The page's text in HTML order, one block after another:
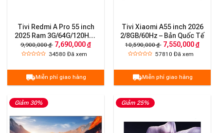
Tivi Redmi A Pro 55 inch
2025 Ram 3G/64G/120HZ–
Tiết kiệm điện
9,900,000 ₫ 7,690,000 ₫
34580Đã xem
Miễn phí giao hàng
Tivi Xiaomi A55 inch 2026
2/8GB/60Hz – Bản Quốc Tế
10,590,000 ₫ 7,550,000 ₫
57810Đã xem
Miễn phí giao hàng
Giảm 30% Giảm 25%